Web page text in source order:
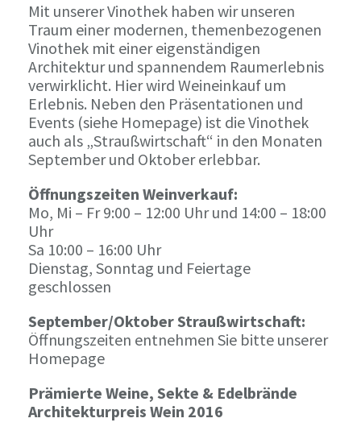
Mit unserer Vinothek haben wir unseren
Traum einer modernen, themenbezogenen
Vinothek mit einer eigenständigen
Architektur und spannendem Raumerlebnis
verwirklicht. Hier wird Weineinkauf um
Erlebnis. Neben den Präsentationen und
Events (siehe Homepage) ist die Vinothek
auch als „Straußwirtschaft“ in den Monaten
September und Oktober erlebbar.
Öffnungszeiten Weinverkauf:
Mo, Mi – Fr 9:00 – 12:00 Uhr und 14:00 – 18:00
Uhr
Sa 10:00 – 16:00 Uhr
Dienstag, Sonntag und Feiertage
geschlossen
September/Oktober Straußwirtschaft:
Öffnungszeiten entnehmen Sie bitte unserer
Homepage
Prämierte Weine, Sekte & Edelbrände
Architekturpreis Wein 2016